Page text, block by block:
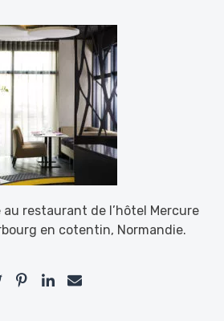
restaurant de l’hôtel Mercure
en cotentin, Normandie.